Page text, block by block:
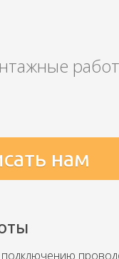
нам